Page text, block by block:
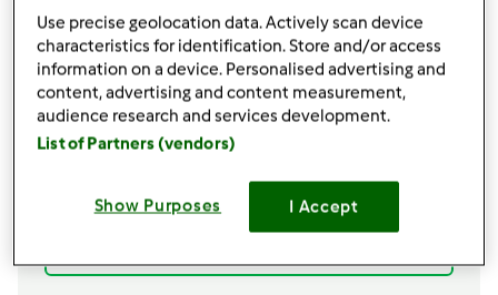
Ingredientes
gramafarinha
Use precise geolocation data. Actively scan device
characteristics for identification. Store and/or access
information on a device. Personalised advertising and
content, advertising and content measurement,
audience research and services development.
List of Partners (vendors)
Show Purposes I Accept